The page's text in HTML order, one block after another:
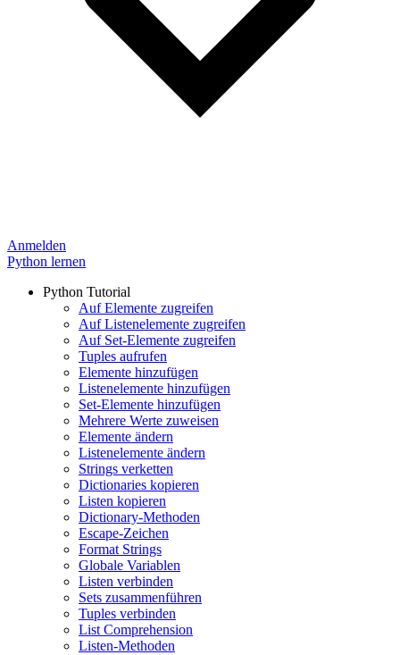
Anmelden
Python lernen
Python Tutorial
Auf Elemente zugreifen
Auf Listenelemente zugreifen
Auf Set-Elemente zugreifen
Tuples aufrufen
Elemente hinzufügen
Listenelemente hinzufügen
Set-Elemente hinzufügen
Mehrere Werte zuweisen
Elemente ändern
Listenelemente ändern
Strings verketten
Dictionaries kopieren
Listen kopieren
Dictionary-Methoden
Escape-Zeichen
Format Strings
Globale Variablen
Listen verbinden
Sets zusammenführen
Tuples verbinden
List Comprehension
Listen-Methoden